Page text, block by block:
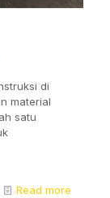
di
material
satu
Read more